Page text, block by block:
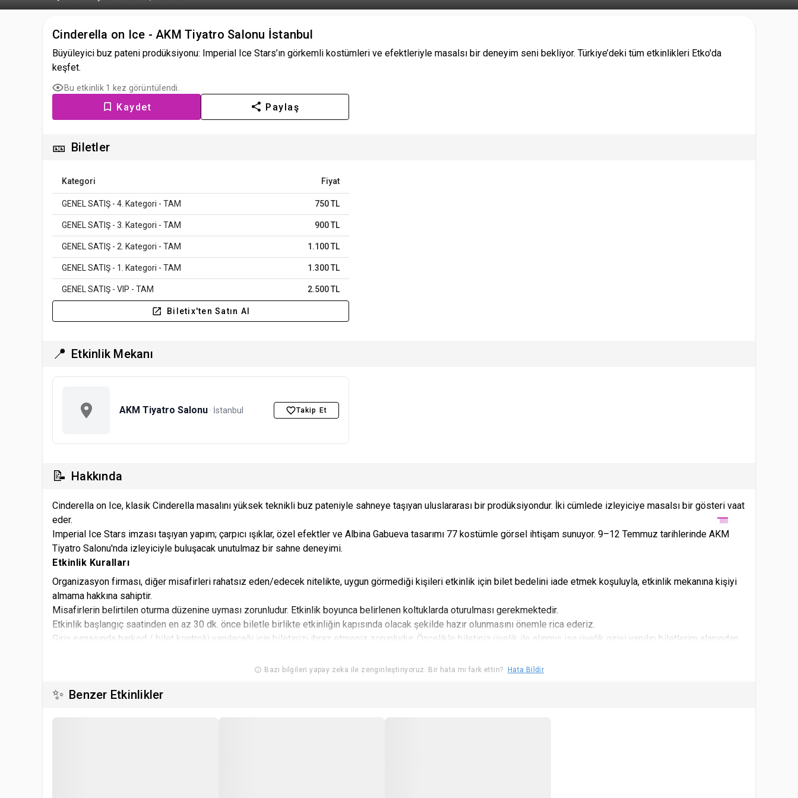
Cinderella on Ice - AKM Tiyatro Salonu İstanbul
Büyüleyici buz pateni prodüksiyonu: Imperial Ice Stars’ın görkemli kostümleri ve efektleriyle masalsı bir deneyim seni bekliyor. Türkiye’deki tüm etkinlikleri Etko'da
keşfet.
Bu etkinlik 1 kez görüntülendi.
Kaydet Paylaş
🎫 Biletler
Kategori Fiyat
GENEL SATIŞ - 4. Kategori - TAM 750 TL
GENEL SATIŞ - 3. Kategori - TAM 900 TL
GENEL SATIŞ - 2. Kategori - TAM 1.100 TL
GENEL SATIŞ - 1. Kategori - TAM 1.300 TL
GENEL SATIŞ - VIP - TAM 2.500 TL
Biletix'ten Satın Al
📍 Etkinlik Mekanı
AKM Tiyatro Salonu · İstanbul Takip Et
📝 Hakkında
Cinderella on Ice, klasik Cinderella masalını yüksek teknikli buz pateniyle sahneye taşıyan uluslararası bir prodüksiyondur. İki cümlede izleyiciye masalsı bir gösteri vaat
eder.
Imperial Ice Stars imzası taşıyan yapım; çarpıcı ışıklar, özel efektler ve Albina Gabueva tasarımı 77 kostümle görsel ihtişam sunuyor. 9–12 Temmuz tarihlerinde AKM
Tiyatro Salonu'nda izleyiciyle buluşacak unutulmaz bir sahne deneyimi.
Etkinlik Kuralları
Organizasyon firması, diğer misafirleri rahatsız eden/edecek nitelikte, uygun görmediği kişileri etkinlik için bilet bedelini iade etmek koşuluyla, etkinlik mekanına kişiyi
almama hakkına sahiptir.
Misafirlerin belirtilen oturma düzenine uyması zorunludur. Etkinlik boyunca belirlenen koltuklarda oturulması gerekmektedir.
Etkinlik başlangıç saatinden en az 30 dk. önce biletle birlikte etkinliğin kapısında olacak şekilde hazır olunmasını önemle rica ederiz.
Giriş esnasında barkod / bilet kontrolü yapılacağı için biletinizi ibraz etmeniz zorunludur. Öncelikle biletiniz üyelik ile alınmış ise üyelik girişi yapılıp biletlerim alanından
Organizatör, indirimli bilet satın alma koşullarında değişiklik yapma hakkını saklı tutar.
Etkinlik alanına yiyecek ve içecek almak yasaktır.
Bazı bilgileri yapay zeka ile zenginleştiriyoruz. Bir hata mı fark ettin? Hata Bildir
✨ Benzer Etkinlikler